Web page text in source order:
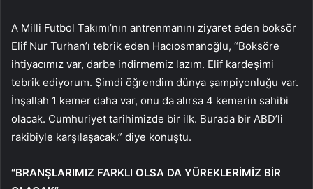
A Milli Futbol Takımı’nın antrenmanını ziyaret eden boksör
Elif Nur Turhan’ı tebrik eden Hacıosmanoğlu, “Boksöre
ihtiyacımız var, darbe indirmemiz lazım. Elif kardeşimi
tebrik ediyorum. Şimdi öğrendim dünya şampiyonluğu var.
İnşallah 1 kemer daha var, onu da alırsa 4 kemerin sahibi
olacak. Cumhuriyet tarihimizde bir ilk. Burada bir ABD’li
rakibiyle karşılaşacak.” diye konuştu.
“BRANŞLARIMIZ FARKLI OLSA DA YÜREKLERİMİZ BİR